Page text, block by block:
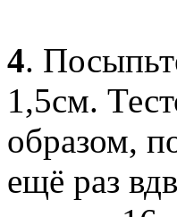
4.
1,5см.
образом,
ещё раз